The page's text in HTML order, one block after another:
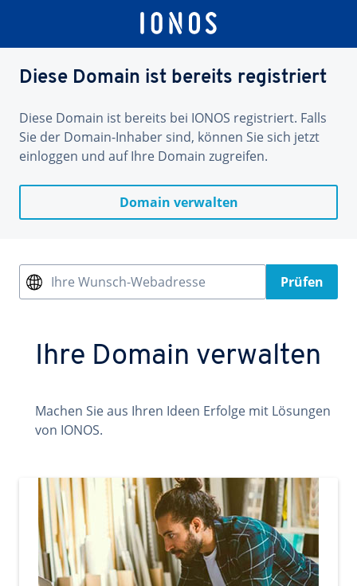
Diese Domain ist bereits registriert
Diese Domain ist bereits bei IONOS registriert. Falls
Sie der Domain-Inhaber sind, können Sie sich jetzt
einloggen und auf Ihre Domain zugreifen.
Domain verwalten
Ihre Wunsch-Webadresse Prüfen
Ihre Domain verwalten
Machen Sie aus Ihren Ideen Erfolge mit Lösungen
von IONOS.